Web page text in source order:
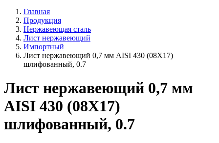
Главная
Продукция
Нержавеющая сталь
Лист нержавеющий
Импортный
Лист нержавеющий 0,7 мм AISI 430 (08Х17)
шлифованный, 0.7
Лист нержавеющий 0,7 мм
AISI 430 (08Х17)
шлифованный, 0.7